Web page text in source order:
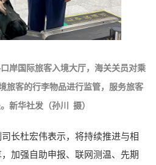
岸国际旅客入境大厅，海关关员对乘
旅客的行李物品进行监管，服务旅客
新华社发（孙川 摄）
长杜宏伟表示，将持续推进与相
加强自助申报、联网测温、先期